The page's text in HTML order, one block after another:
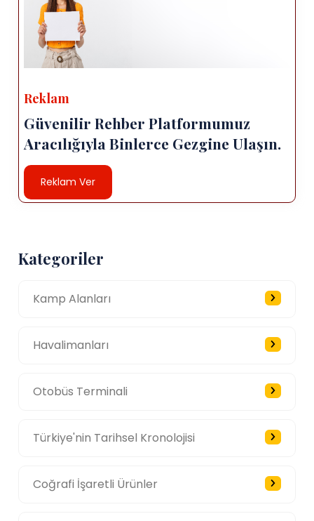
Reklam
Güvenilir Rehber Platformumuz
Aracılığıyla Binlerce Gezgine Ulaşın.
Reklam Ver
Kategoriler
Kamp Alanları
Havalimanları
Otobüs Terminali
Türkiye'nin Tarihsel Kronolojisi
Coğrafi İşaretli Ürünler